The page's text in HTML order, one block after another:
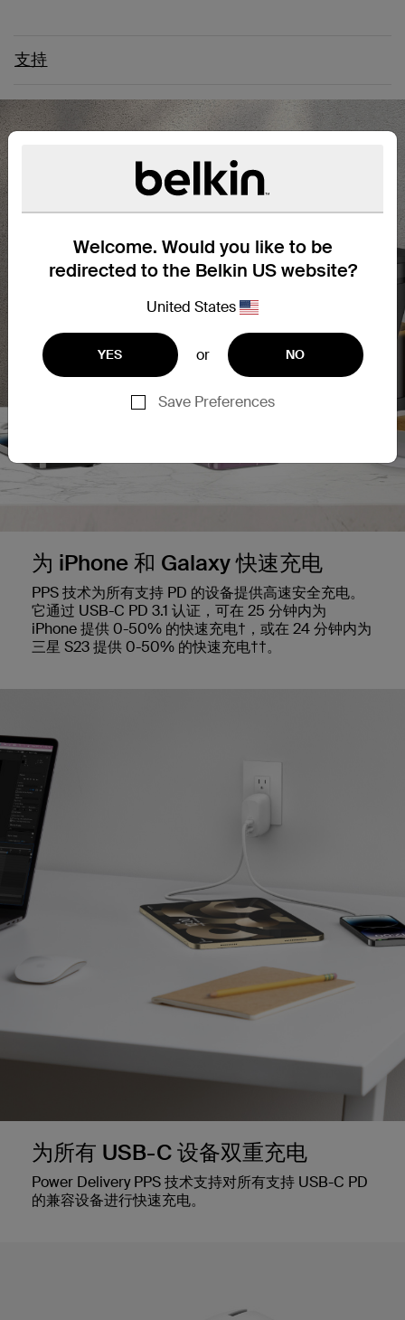
Welcome. Would you like to be
redirected to the Belkin US website?
United States
YES or NO
Save Preferences
支持
为 iPhone 和 Galaxy 快速充电
PPS 技术为所有支持 PD 的设备提供高速安全充电。
它通过 USB-C PD 3.1 认证，可在 25 分钟内为
iPhone 提供 0-50% 的快速充电†，或在 24 分钟内为
三星 S23 提供 0-50% 的快速充电††。
为所有 USB-C 设备双重充电
Power Delivery PPS 技术支持对所有支持 USB-C PD
的兼容设备进行快速充电。